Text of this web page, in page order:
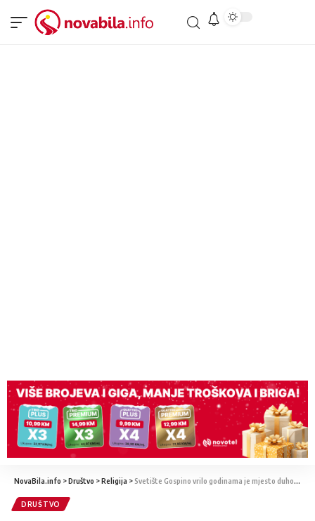
NovaBila.info >Društvo >Religija >Svetište Gospino vrilo godinama je mjesto duhovne i tjelesne okrjepe
DRUŠTVO